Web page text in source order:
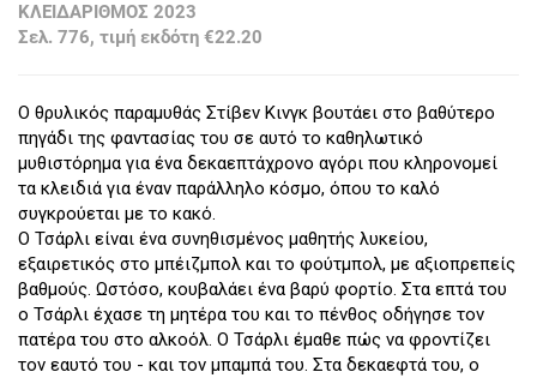
ΚΛΕΙΔΑΡΙΘΜΟΣ 2023
Σελ. 776, τιμή εκδότη €22.20
Ο θρυλικός παραμυθάς Στίβεν Κινγκ βουτάει στο βαθύτερο
πηγάδι της φαντασίας του σε αυτό το καθηλωτικό
μυθιστόρημα για ένα δεκαεπτάχρονο αγόρι που κληρονομεί
τα κλειδιά για έναν παράλληλο κόσμο, όπου το καλό
συγκρούεται με το κακό.
Ο Τσάρλι είναι ένα συνηθισμένος μαθητής λυκείου,
εξαιρετικός στο μπέιζμπολ και το φούτμπολ, με αξιοπρεπείς
βαθμούς. Ωστόσο, κουβαλάει ένα βαρύ φορτίο. Στα επτά του
ο Τσάρλι έχασε τη μητέρα του και το πένθος οδήγησε τον
πατέρα του στο αλκοόλ. Ο Τσάρλι έμαθε πώς να φροντίζει
τον εαυτό του - και τον μπαμπά του. Στα δεκαεφτά του, ο